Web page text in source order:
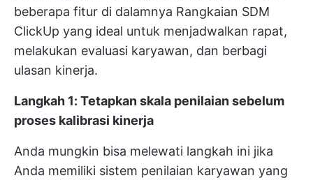
beberapa fitur di dalamnya Rangkaian SDM
ClickUp yang ideal untuk menjadwalkan rapat,
melakukan evaluasi karyawan, dan berbagi
ulasan kinerja.
Langkah 1: Tetapkan skala penilaian sebelum
proses kalibrasi kinerja
Anda mungkin bisa melewati langkah ini jika
Anda memiliki sistem penilaian karyawan yang